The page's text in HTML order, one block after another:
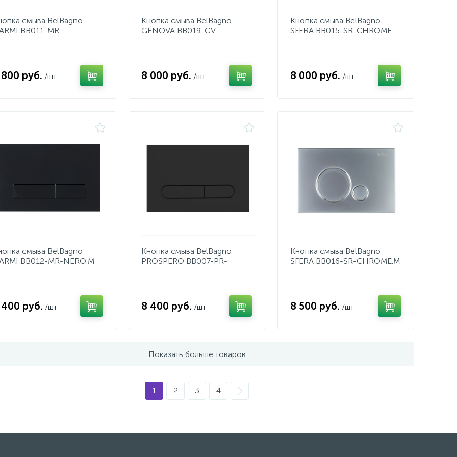
смыва BelBagno
BB011-MR-
руб. /шт
Кнопка смыва BelBagno
GENOVA BB019-GV-
8 000 руб. /шт
Кнопка смыва BelBagno
SFERA BB015-SR-CHROME
8 000 руб. /шт
смыва BelBagno
BB012-MR-NERO.M
руб. /шт
Кнопка смыва BelBagno
PROSPERO BB007-PR-
8 400 руб. /шт
Кнопка смыва BelBagno
SFERA BB016-SR-CHROME.M
8 500 руб. /шт
Показать больше товаров
1 2 3 4